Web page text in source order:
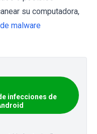
su computadora,
malware
infecciones de